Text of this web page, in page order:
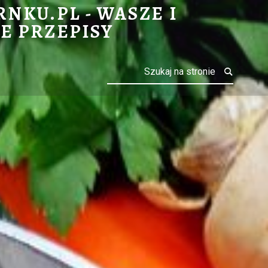
- WASZE I
PRZEPISY
Search